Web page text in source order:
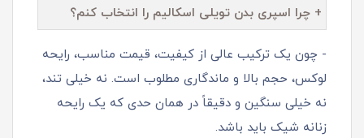
+ چرا اسپری بدن تویلی اسکالیم را انتخاب کنم؟
- چون یک ترکیب عالی از کیفیت، قیمت مناسب، رایحه
لوکس، حجم بالا و ماندگاری مطلوب است. نه خیلی تند،
نه خیلی سنگین و دقیقاً در همان حدی که یک رایحه
زنانه شیک باید باشد.